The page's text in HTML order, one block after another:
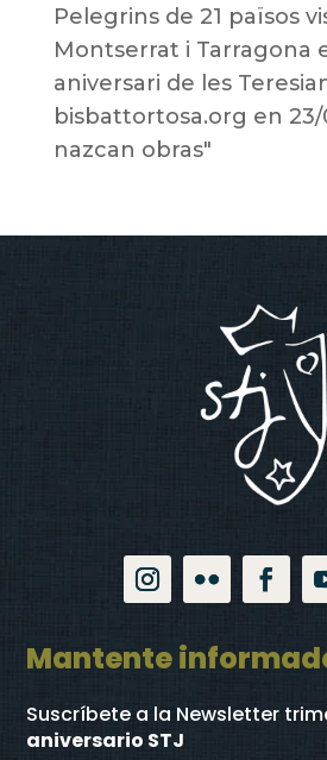
Pelegrins de 21 països
Montserrat i Tarragona
aniversari de les
bisbattortosa.org en
nazcan obras"
Mantente
Suscríbete a la Newsletter
aniversario STJ